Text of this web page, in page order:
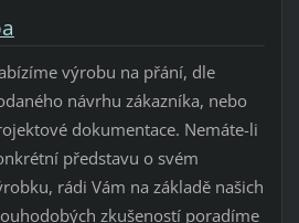
výrobu na přání, dle
návrhu zákazníka, nebo
dokumentace. Nemáte-li
představu o svém
rádi Vám na základě našich
zkušeností poradíme